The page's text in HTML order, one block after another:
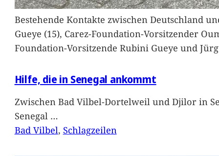
Bestehende Kontakte zwischen Deutschland
Gueye (15), Carez-Foundation-Vorsitzender
Foundation-Vorsitzende Rubini Gueye und
Hilfe, die in Senegal ankommt
Zwischen Bad Vilbel-Dortelweil und Djilor in
Senegal …
Bad Vilbel, Schlagzeilen